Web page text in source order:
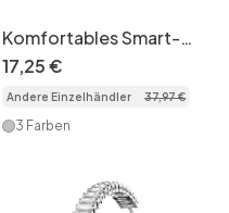
Komfortables Smart-
Fitnessarmband |
Herzfrequenz-, Schlaf-
und SpO2-
Überwachung
17,25€
Andere Einzelhändler 37,97€
3 Farben